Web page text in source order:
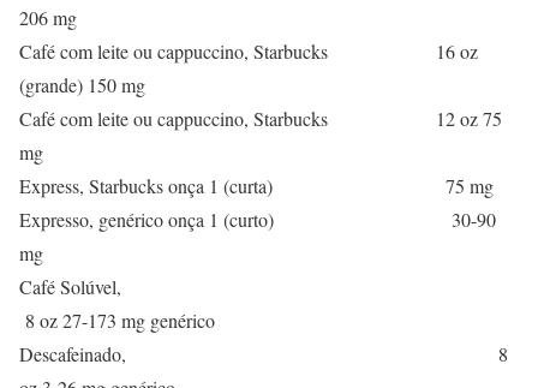
206 mg
Café com leite ou cappuccino, Starbucks 16 oz
(grande) 150 mg
Café com leite ou cappuccino, Starbucks 12 oz 75
mg
Express, Starbucks onça 1 (curta) 75 mg
Expresso, genérico onça 1 (curto) 30-90
mg
Café Solúvel,
8 oz 27-173 mg genérico
Descafeinado, 8